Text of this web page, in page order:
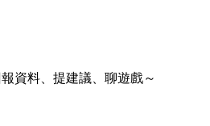
資料、提建議、聊遊戲～